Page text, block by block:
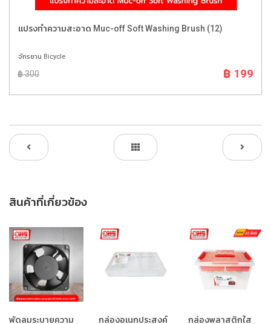
แปรงทำความสะอาด Muc-off Soft Washing Brush (12)
จักรยาน Bicycle
฿ 300 ฿ 199
สินค้าที่เกี่ยวข้อง
พัดลมระบายความ กล่องอเนกประสงค์ กล่องพลาสติกใส